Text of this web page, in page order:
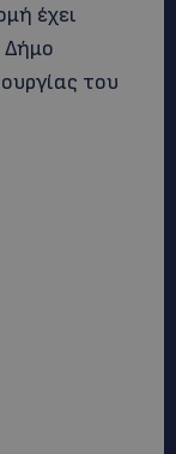
έχει
Δήμο
του